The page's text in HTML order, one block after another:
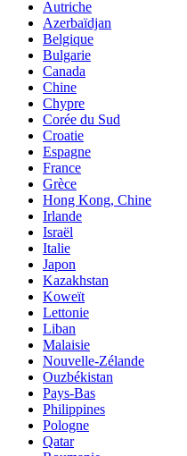
Autriche
Azerbaïdjan
Belgique
Bulgarie
Canada
Chine
Chypre
Corée du Sud
Croatie
Espagne
France
Grèce
Hong Kong, Chine
Irlande
Israël
Italie
Japon
Kazakhstan
Koweït
Lettonie
Liban
Malaisie
Nouvelle-Zélande
Ouzbékistan
Pays-Bas
Philippines
Pologne
Qatar